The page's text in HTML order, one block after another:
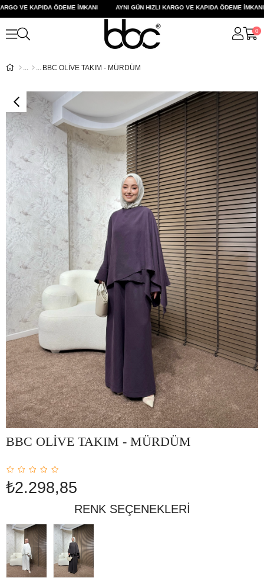
VE KAPIDA ÖDEME İMKANI AYNI GÜN HIZLI KARGO VE KAPIDA ÖDEME İMKANI
0
BBC OLİVE TAKIM - MÜRDÜM
BBC OLİVE TAKIM - MÜRDÜM
₺2.298,85
RENK SEÇENEKLERI